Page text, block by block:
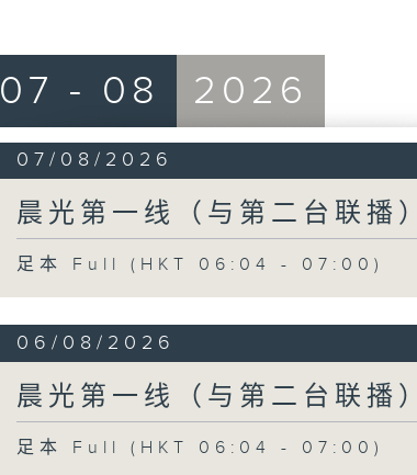
07 - 08 2026
07/08/2026
晨光第一线（与第二台联播）
足本 Full (HKT 06:04 - 07:00)
06/08/2026
晨光第一线（与第二台联播）
足本 Full (HKT 06:04 - 07:00)